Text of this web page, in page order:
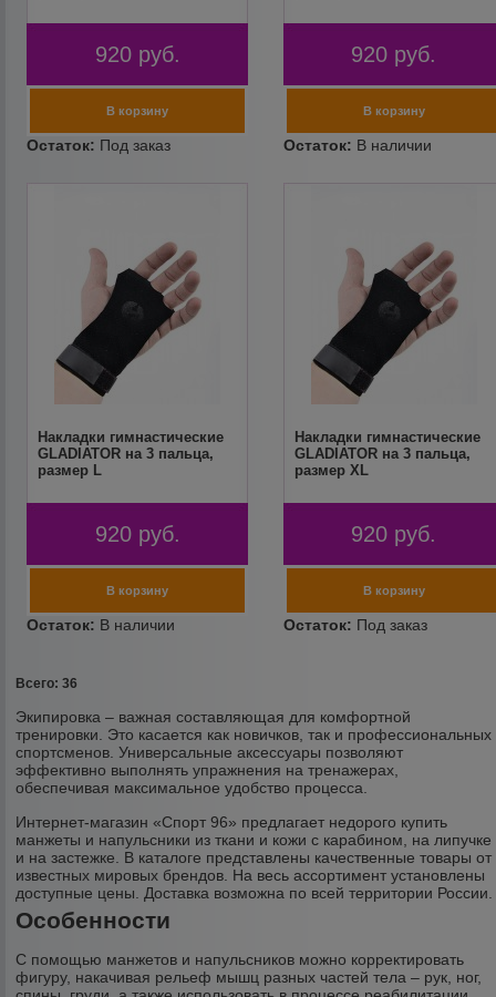
920 руб. 920 руб.
Накладки гимнастические
GLADIATOR на 3 пальца,
размер L
920 руб.
Накладки гимнастические
GLADIATOR на 3 пальца,
размер XL
920 руб.
Всего: 36
Экипировка – важная составляющая для комфортной
тренировки. Это касается как новичков, так и профессиональных
спортсменов. Универсальные аксессуары позволяют
эффективно выполнять упражнения на тренажерах,
обеспечивая максимальное удобство процесса.
Интернет-магазин «Спорт 96» предлагает недорого купить
манжеты и напульсники из ткани и кожи с карабином, на липучке
и на застежке. В каталоге представлены качественные товары от
известных мировых брендов. На весь ассортимент установлены
доступные цены. Доставка возможна по всей территории России.
Особенности
С помощью манжетов и напульсников можно корректировать
фигуру, накачивая рельеф мышц разных частей тела – рук, ног,